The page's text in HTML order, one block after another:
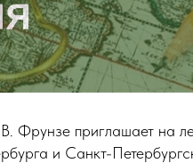
Фрунзе приглашает на
и Санкт-